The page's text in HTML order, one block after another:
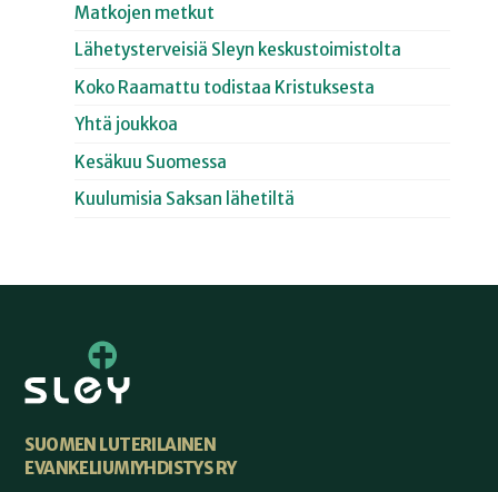
Matkojen metkut
Lähetysterveisiä Sleyn keskustoimistolta
Koko Raamattu todistaa Kristuksesta
Yhtä joukkoa
Kesäkuu Suomessa
Kuulumisia Saksan lähetiltä
SUOMEN LUTERILAINEN
EVANKELIUMIYHDISTYS RY